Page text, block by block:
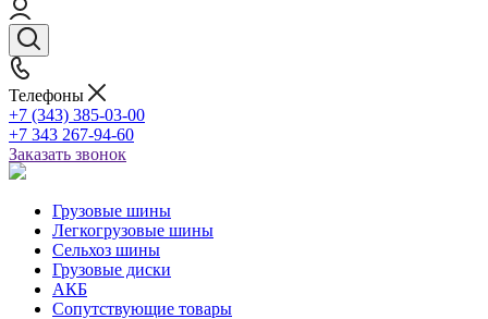
Телефоны
+7 (343) 385-03-00
+7 343 267-94-60
Заказать звонок
Грузовые шины
Легкогрузовые шины
Сельхоз шины
Грузовые диски
АКБ
Сопутствующие товары